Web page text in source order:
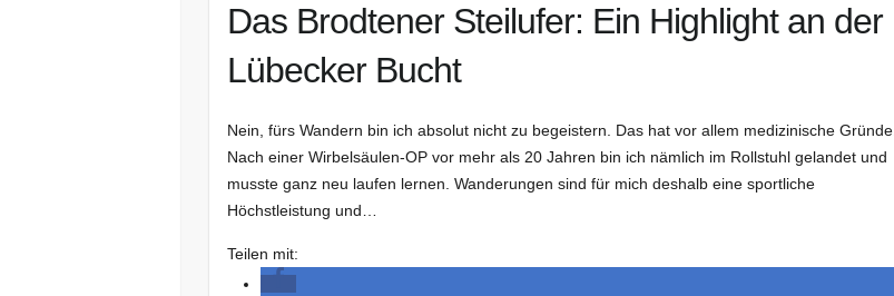
Das Brodtener Steilufer: Ein Highlight an der
Lübecker Bucht
Nein, fürs Wandern bin ich absolut nicht zu begeistern. Das hat vor allem medizinische Gründe.
Nach einer Wirbelsäulen-OP vor mehr als 20 Jahren bin ich nämlich im Rollstuhl gelandet und
musste ganz neu laufen lernen. Wanderungen sind für mich deshalb eine sportliche
Höchstleistung und…
Teilen mit: